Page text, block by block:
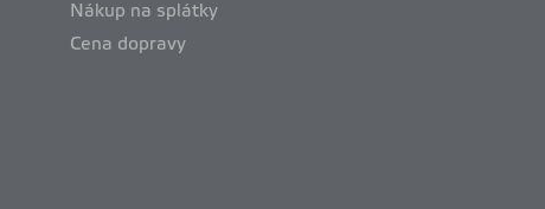
Nákup na splátky
Cena dopravy